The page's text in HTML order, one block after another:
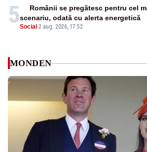
5Social -2 aug. 2026, 17:52
Românii se pregătesc pentru cel
scenariu, odată cu alerta energetică
MONDEN